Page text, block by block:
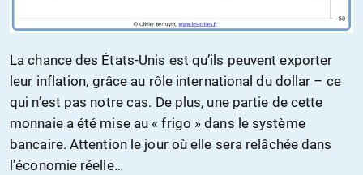
La chance des États-Unis est qu’ils peuvent exporter
leur inflation, grâce au rôle international du dollar – ce
qui n’est pas notre cas. De plus, une partie de cette
monnaie a été mise au « frigo » dans le système
bancaire. Attention le jour où elle sera relâchée dans
l’économie réelle…